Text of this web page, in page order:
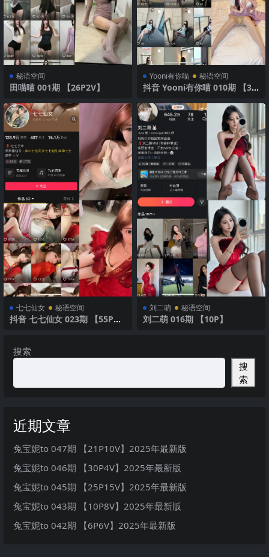
秘语空间
田喵喵 001期 【26P2V】
Yooni有你喵 秘语空间
抖音 Yooni有你喵 010期 【33
七七仙女 秘语空间
抖音 七七仙女 023期 【55P】
刘二萌 秘语空间
刘二萌 016期 【10P】
搜索
搜
索
近期文章
兔宝妮to 047期 【21P10V】2025年最新版
兔宝妮to 046期 【30P4V】2025年最新版
兔宝妮to 045期 【25P15V】2025年最新版
兔宝妮to 043期 【10P8V】2025年最新版
兔宝妮to 042期 【6P6V】2025年最新版